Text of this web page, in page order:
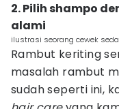
2. Pilih shampo
alami
ilustrasi seorang cewek
Rambut keriting
masalah rambut
sudah seperti ini,